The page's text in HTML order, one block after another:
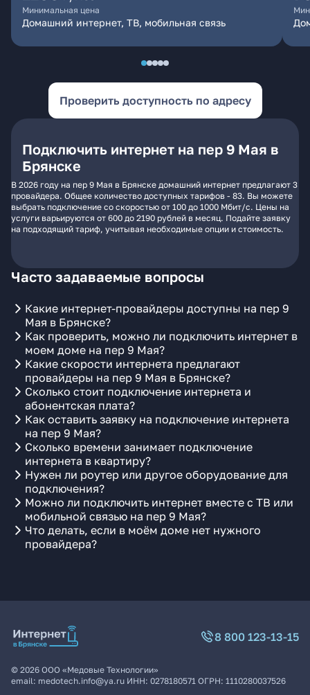
Минимальная цена
Домашний интернет, ТВ, мобильная связь
Проверить доступность по адресу
Подключить интернет на пер 9 Мая в
Брянске
В 2026 году на пер 9 Мая в Брянске домашний интернет предлагают 3
провайдера. Общее количество доступных тарифов - 83. Вы можете
выбрать подключение со скоростью от 100 до 1000 Мбит/с. Цены на
услуги варьируются от 600 до 2190 рублей в месяц. Подайте заявку
на подходящий тариф, учитывая необходимые опции и стоимость.
Часто задаваемые вопросы
Какие интернет-провайдеры доступны на пер 9
Мая в Брянске?
Как проверить, можно ли подключить интернет в
моем доме на пер 9 Мая?
Какие скорости интернета предлагают
провайдеры на пер 9 Мая в Брянске?
Сколько стоит подключение интернета и
абонентская плата?
Как оставить заявку на подключение интернета
на пер 9 Мая?
Сколько времени занимает подключение
интернета в квартиру?
Нужен ли роутер или другое оборудование для
подключения?
Можно ли подключить интернет вместе с ТВ или
мобильной связью на пер 9 Мая?
Что делать, если в моём доме нет нужного
провайдера?
8 800 123-13-15
© 2026 ООО «Медовые Технологии»
email: medotech.info@ya.ru ИНН: 0278180571 ОГРН: 1110280037526